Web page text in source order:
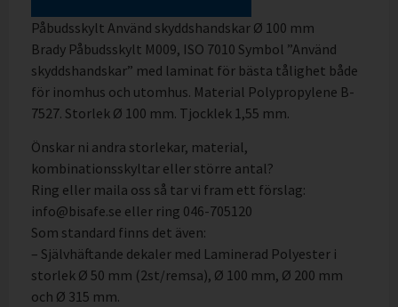
Påbudsskylt Använd skyddshandskar Ø 100 mm
Brady Påbudsskylt M009, ISO 7010 Symbol ”Använd
skyddshandskar” med laminat för bästa tålighet både
för inomhus och utomhus. Material Polypropylene B-
7527. Storlek Ø 100 mm. Tjocklek 1,55 mm.
Önskar ni andra storlekar, material,
kombinationsskyltar eller större antal?
Ring eller maila oss så tar vi fram ett förslag:
info@bisafe.se eller ring 046-705120
Som standard finns det även:
– Självhäftande dekaler med Laminerad Polyester i
storlek Ø 50 mm (2st/remsa), Ø 100 mm, Ø 200 mm
och Ø 315 mm.